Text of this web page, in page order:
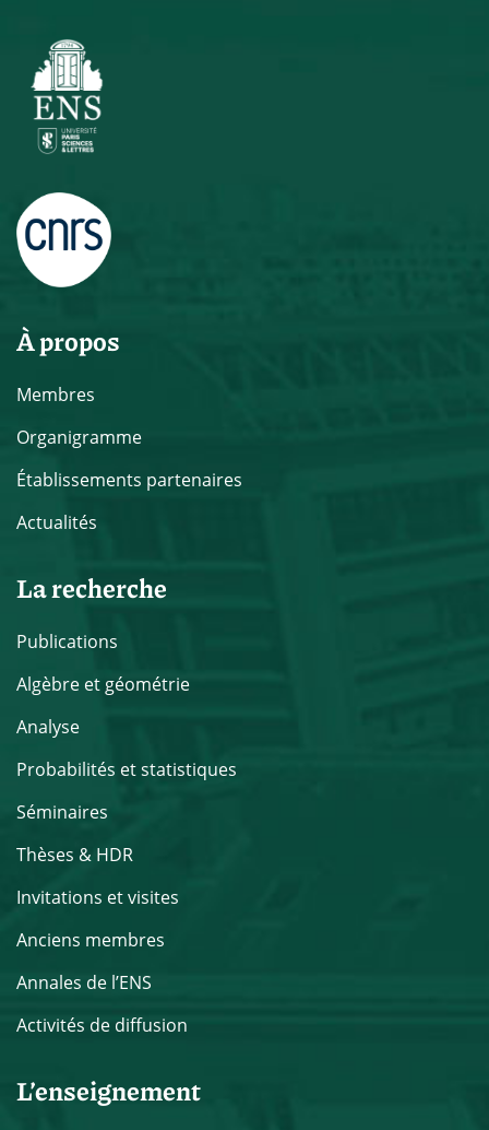
À propos
Membres
Organigramme
Établissements partenaires
Actualités
La recherche
Publications
Algèbre et géométrie
Analyse
Probabilités et statistiques
Séminaires
Thèses & HDR
Invitations et visites
Anciens membres
Annales de l’ENS
Activités de diffusion
L’enseignement